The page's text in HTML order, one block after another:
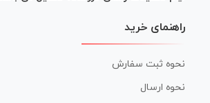
راهنمای خرید
نحوه ثبت سفارش
نحوه ارسال